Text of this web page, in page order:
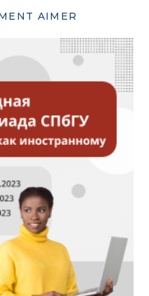
AIMER